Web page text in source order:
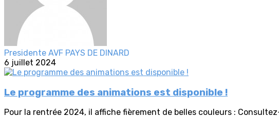
Presidente AVF PAYS DE DINARD
6 juillet 2024
Le programme des animations est disponible !
Pour la rentrée 2024, il affiche fièrement de belles couleurs :